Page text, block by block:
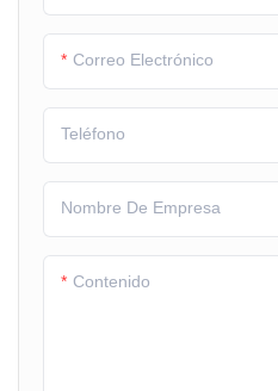
Correo Electrónico
Teléfono
Nombre De Empresa
Contenido